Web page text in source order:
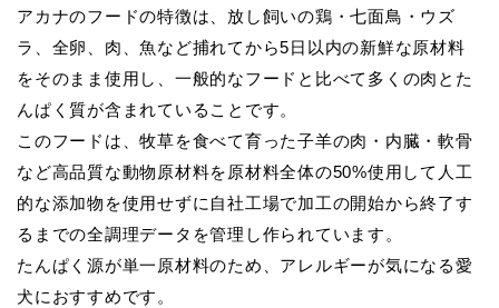
アカナのフードの特徴は、放し飼いの鶏・七面鳥・ウズ
ラ、全卵、肉、魚など捕れてから5日以内の新鮮な原材料
をそのまま使用し、一般的なフードと比べて多くの肉とた
んぱく質が含まれていることです。
このフードは、牧草を食べて育った子羊の肉・内臓・軟骨
など高品質な動物原材料を原材料全体の50%使用して人工
的な添加物を使用せずに自社工場で加工の開始から終了す
るまでの全調理データを管理し作られています。
たんぱく源が単一原材料のため、アレルギーが気になる愛
犬におすすめです。